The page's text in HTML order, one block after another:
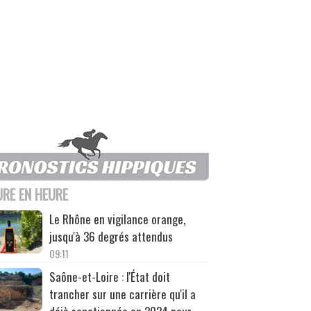
EN HEURE
Le Rhône en vigilance orange,
jusqu'à 36 degrés attendus
09:11
Saône-et-Loire : l'État doit
trancher sur une carrière qu'il a